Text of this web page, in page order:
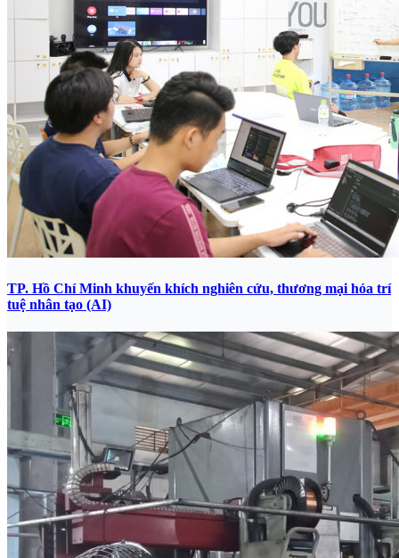
TP. Hồ Chí Minh khuyến khích nghiên cứu, thương mại hóa trí
tuệ nhân tạo (AI)